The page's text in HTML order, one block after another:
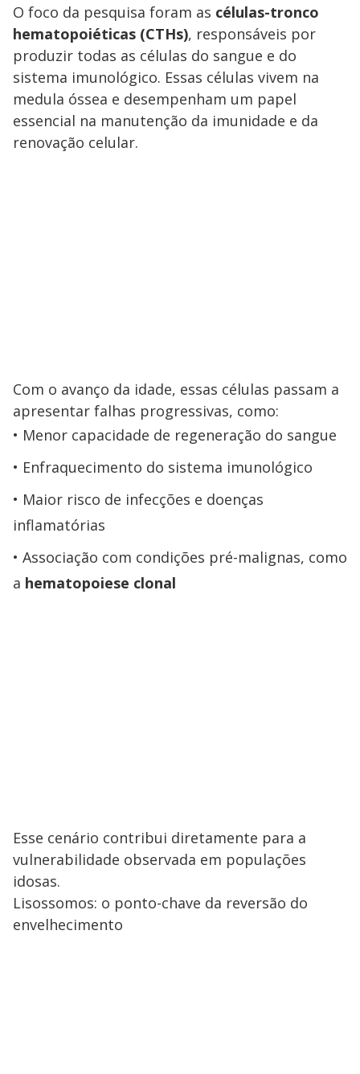
O foco da pesquisa foram as células-tronco
hematopoiéticas (CTHs), responsáveis por
produzir todas as células do sangue e do
sistema imunológico. Essas células vivem na
medula óssea e desempenham um papel
essencial na manutenção da imunidade e da
renovação celular.
Com o avanço da idade, essas células passam a
apresentar falhas progressivas, como:
Menor capacidade de regeneração do sangue
Enfraquecimento do sistema imunológico
Maior risco de infecções e doenças
inflamatórias
Associação com condições pré-malignas, como
a hematopoiese clonal
Esse cenário contribui diretamente para a
vulnerabilidade observada em populações
idosas.
Lisossomos: o ponto-chave da reversão do
envelhecimento